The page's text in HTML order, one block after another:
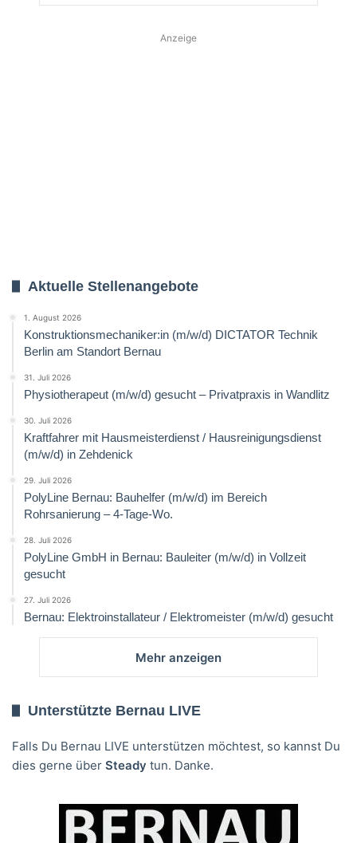
Anzeige
Aktuelle Stellenangebote
1. August 2026
Konstruktionsmechaniker:in (m/w/d) DICTATOR Technik
Berlin am Standort Bernau
31. Juli 2026
Physiotherapeut (m/w/d) gesucht – Privatpraxis in Wandlitz
30. Juli 2026
Kraftfahrer mit Hausmeisterdienst / Hausreinigungsdienst
(m/w/d) in Zehdenick
29. Juli 2026
PolyLine Bernau: Bauhelfer (m/w/d) im Bereich
Rohrsanierung – 4-Tage-Wo.
28. Juli 2026
PolyLine GmbH in Bernau: Bauleiter (m/w/d) in Vollzeit
gesucht
27. Juli 2026
Bernau: Elektroinstallateur / Elektromeister (m/w/d) gesucht
Mehr anzeigen
Unterstützte Bernau LIVE
Falls Du Bernau LIVE unterstützen möchtest, so kannst Du
dies gerne über Steady tun. Danke.